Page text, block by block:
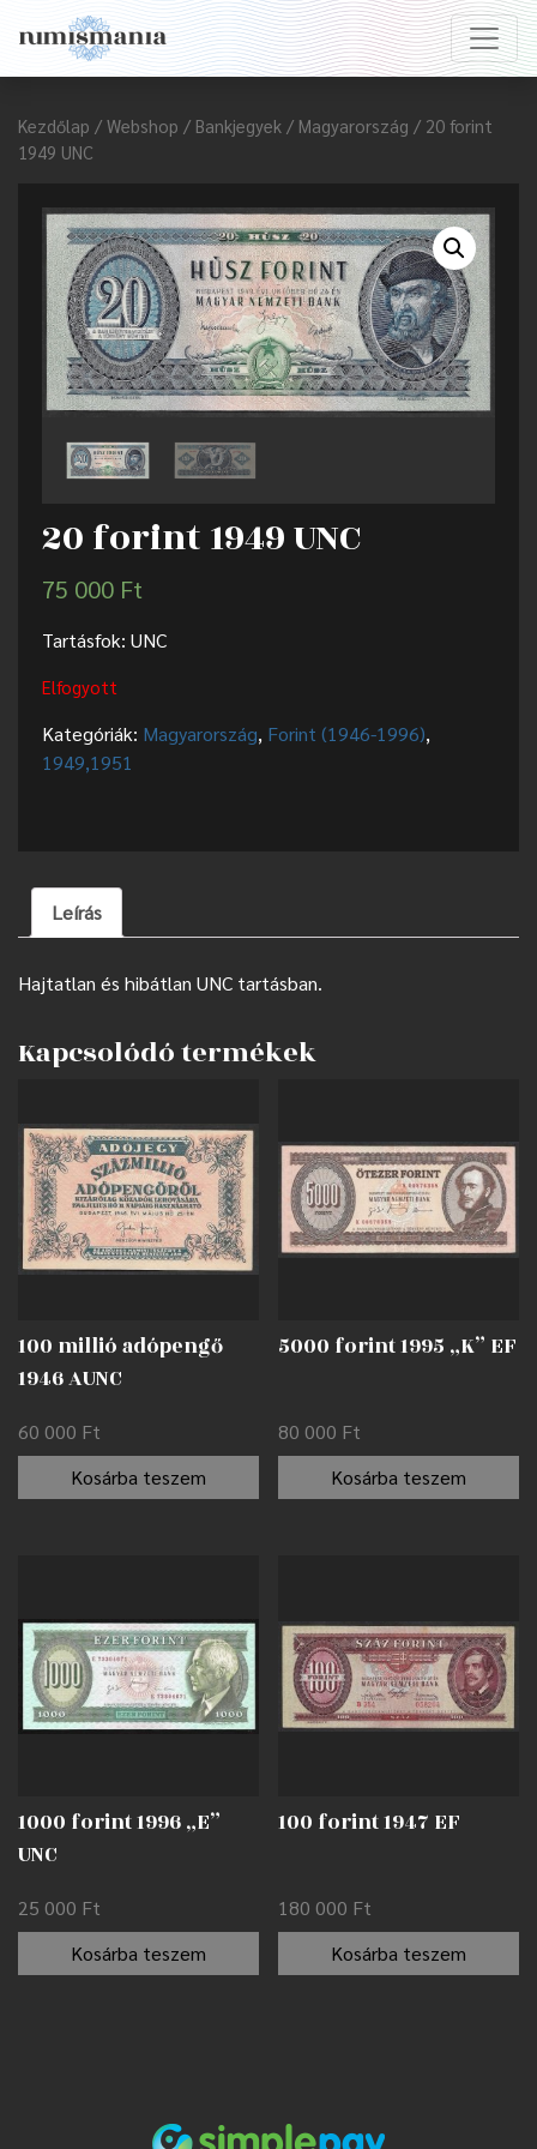
Kezdőlap / Webshop / Bankjegyek / Magyarország / 20 forint
1949 UNC
20 forint 1949 UNC
75 000 Ft
Tartásfok: UNC
Elfogyott
Kategóriák: Magyarország, Forint (1946-1996),
1949,1951
Leírás
Hajtatlan és hibátlan UNC tartásban.
Kapcsolódó termékek
100 millió adópengő
1946 AUNC
60 000 Ft
Kosárba teszem
5000 forint 1995 „K” EF
80 000 Ft
Kosárba teszem
1000 forint 1996 „E”
UNC
25 000 Ft
Kosárba teszem
100 forint 1947 EF
180 000 Ft
Kosárba teszem